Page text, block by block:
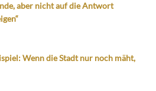
aber nicht auf die Antwort
Wenn die Stadt nur noch mäht,